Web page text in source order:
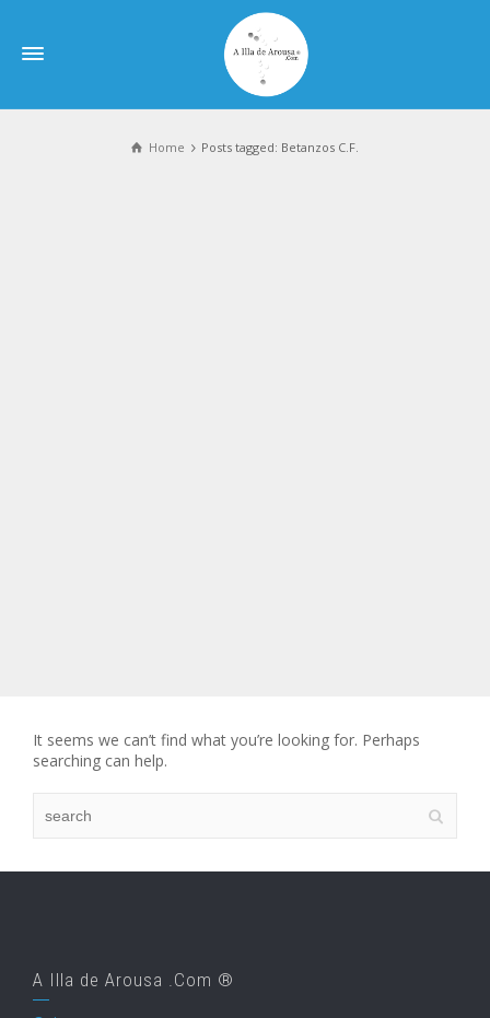
Home Posts tagged: Betanzos C.F.
It seems we can’t find what you’re looking for. Perhaps
searching can help.
A Illa de Arousa .Com ®